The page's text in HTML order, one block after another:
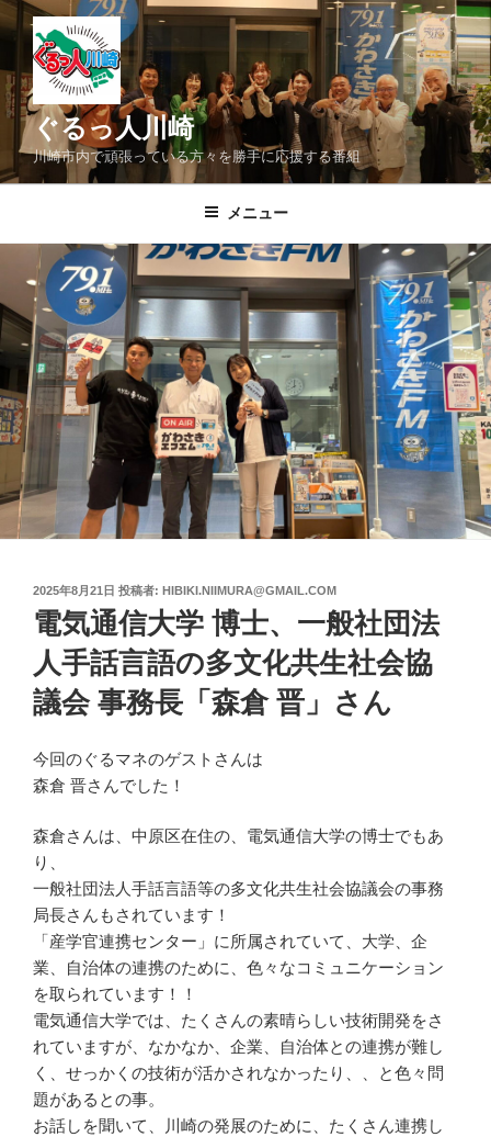
コ
ン
ツ
ス
プ
ぐるっ人川崎
川崎市内で頑張っている方々を勝手に応援する番組
メニュー
投
稿
日:
2025年8月21日 投稿者: HIBIKI.NIIMURA@GMAIL.COM
電気通信大学 博士、一般社団法
人手話言語の多文化共生社会協
議会 事務長「森倉 晋」さん
今回のぐるマネのゲストさんは
森倉 晋さんでした！
森倉さんは、中原区在住の、電気通信大学の博士でもあ
り、
一般社団法人手話言語等の多文化共生社会協議会の事務
局長さんもされています！
「産学官連携センター」に所属されていて、大学、企
業、自治体の連携のために、色々なコミュニケーション
を取られています！！
電気通信大学では、たくさんの素晴らしい技術開発をさ
れていますが、なかなか、企業、自治体との連携が難し
く、せっかくの技術が活かされなかったり、、と色々問
題があるとの事。
お話しを聞いて、川崎の発展のために、たくさん連携し